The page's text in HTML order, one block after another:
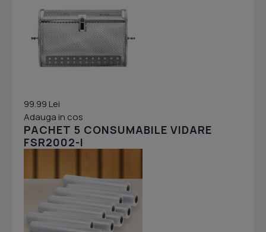
99.99 Lei
Adauga in cos
PACHET 5 CONSUMABILE VIDARE
FSR2002-I